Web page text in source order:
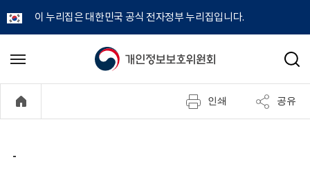
이 누리집은 대한민국 공식 전자정부 누리집입니다.
개
정
메
기
검
인쇄 공유
-